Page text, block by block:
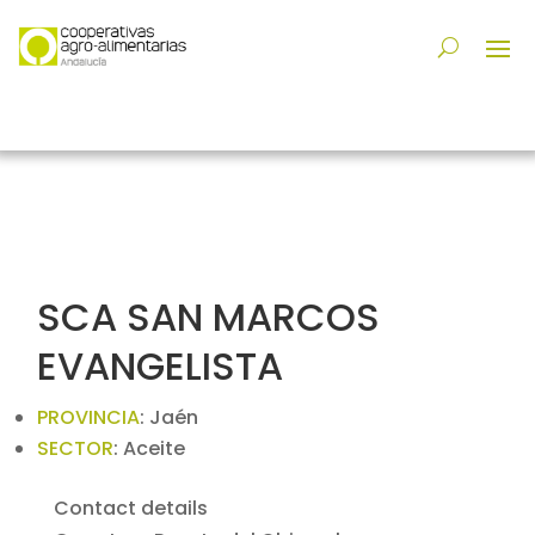
SCA SAN MARCOS
EVANGELISTA
PROVINCIA: Jaén
SECTOR: Aceite
Contact details